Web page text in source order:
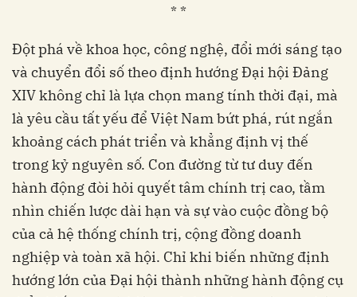
* *
Đột phá về khoa học, công nghệ, đổi mới sáng tạo
và chuyển đổi số theo định hướng Đại hội Đảng
XIV không chỉ là lựa chọn mang tính thời đại, mà
là yêu cầu tất yếu để Việt Nam bứt phá, rút ngắn
khoảng cách phát triển và khẳng định vị thế
trong kỷ nguyên số. Con đường từ tư duy đến
hành động đòi hỏi quyết tâm chính trị cao, tầm
nhìn chiến lược dài hạn và sự vào cuộc đồng bộ
của cả hệ thống chính trị, cộng đồng doanh
nghiệp và toàn xã hội. Chỉ khi biến những định
hướng lớn của Đại hội thành những hành động cụ